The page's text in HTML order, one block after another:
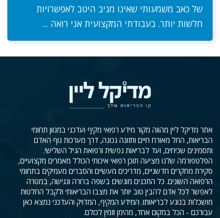
של כאב משמעותי שאינו מגיב היטב לאפשרויות
חלשות יותר. בעבודתי המקצועית אני רואה ...
אתר מדיקל ליין מהווה מקור מידע רפואי מקיף ועדכני במגוון תחומי
הבריאות, החל מאורח חיים ותזונה נכונה, דרך מערכות גוף האדם
ותסמינים שכיחים, ועד לבריאות נפשית ורפואת הגיל השלישי.
הפלטפורמה שלנו מציעה תוכן רפואי איכותי הכולל מאמרים מקצועיים,
סקירת מחקרים חדשניים, מדריכים מעשיים והסברים מעמיקים בתחומי
הרפואה השונים. כל התכנים מוגשים בשפה ברורה ונגישה, במטרה
לאפשר לכל אדם להבין טוב יותר את מצבו הבריאותי ולקבל החלטות
מושכלות בנוגע לבריאותו. המידע המקיף, המדויק והעדכני נמצא כאן
עבורכם - הכל במקום אחד, מהימן וזמין לכולם.